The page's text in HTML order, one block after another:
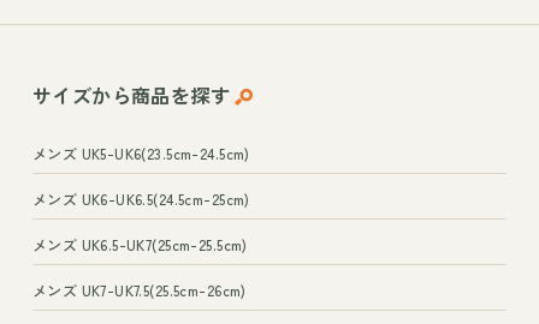
サイズから商品を探す
メンズ UK5-UK6(23.5cm-24.5cm)
メンズ UK6-UK6.5(24.5cm-25cm)
メンズ UK6.5-UK7(25cm-25.5cm)
メンズ UK7-UK7.5(25.5cm-26cm)